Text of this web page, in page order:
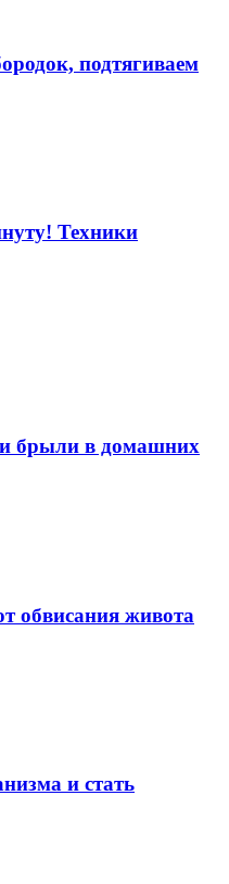
подтягиваем
Техники
брыли в домашних
обвисания живота
и стать